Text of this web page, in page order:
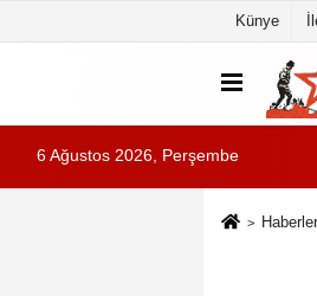
Künye
6 Ağustos 2026, Perşembe
Haberler